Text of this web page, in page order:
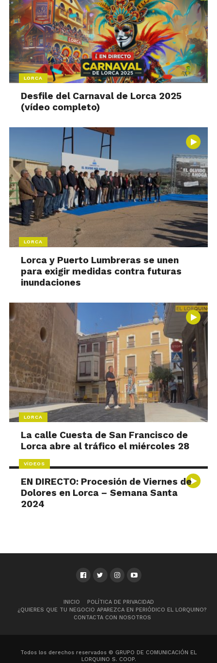
LORCA
Desfile del Carnaval de Lorca 2025
(vídeo completo)
LORCA
Lorca y Puerto Lumbreras se unen
para exigir medidas contra futuras
inundaciones
LORCA
La calle Cuesta de San Francisco de
Lorca abre al tráfico el miércoles 28
VÍDEOS
EN DIRECTO: Procesión de Viernes de
Dolores en Lorca – Semana Santa
2024
INICIO
POLÍTICA DE PRIVACIDAD
¿QUIERES QUE TU NEGOCIO APAREZCA EN PERIÓDICO EL LORQUINO?
CONTACTA CON NOSOTROS
Todos los derechos reservados © GRUPO DE COMUNICACIÓN EL
LORQUINO S. COOP.